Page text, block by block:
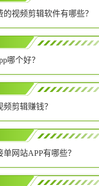
的视频剪辑软件有哪些？
哪个好？
剪辑赚钱？
网站APP有哪些？